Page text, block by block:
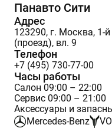
Панавто Сити
Адрес
123290, г. Москва, 1-
(проезд), вл. 9
Телефон
+7 (495) 730-77-00
Часы работы
Салон 09:00 – 22:00
Сервис 09:00 – 21:00
Аксессуары и
Mercedes-Benz